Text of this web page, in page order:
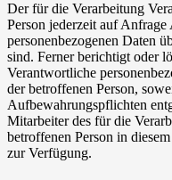
Der für die Verarbeitung
Person jederzeit auf
personenbezogenen Daten
sind. Ferner berichtigt oder
Verantwortliche
der betroffenen Person,
Aufbewahrungspflichten
Mitarbeiter des für die
betroffenen Person in
zur Verfügung.